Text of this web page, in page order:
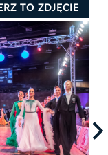
TO ZDJĘCIE